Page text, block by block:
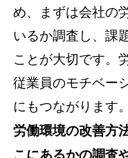
め、まずは会社の
いるか調査し、課
ことが大切です。
従業員のモチベー
にもつながります。
労働環境の改善方